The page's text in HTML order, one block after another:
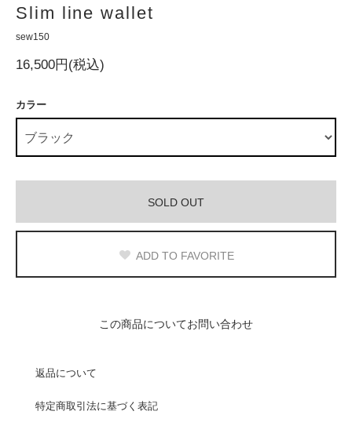
Slim line wallet
sew150
16,500円(税込)
カラー
SOLD OUT
ADD TO FAVORITE
この商品についてお問い合わせ
返品について
特定商取引法に基づく表記